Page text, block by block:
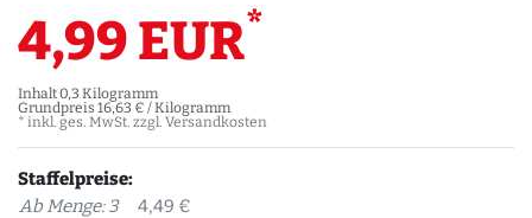
4,99 EUR*
Inhalt0,3 Kilogramm
Grundpreis 16,63 € / Kilogramm
* inkl. ges. MwSt. zzgl. Versandkosten
Staffelpreise:
Ab Menge: 3
4,49 €